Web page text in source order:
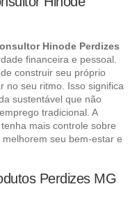
Hinode Perdizes
financeira e pessoal.
construir seu próprio
no seu ritmo. Isso significa
sustentável que não
tradicional. A
mais controle sobre
seu bem-estar e
Perdizes MG